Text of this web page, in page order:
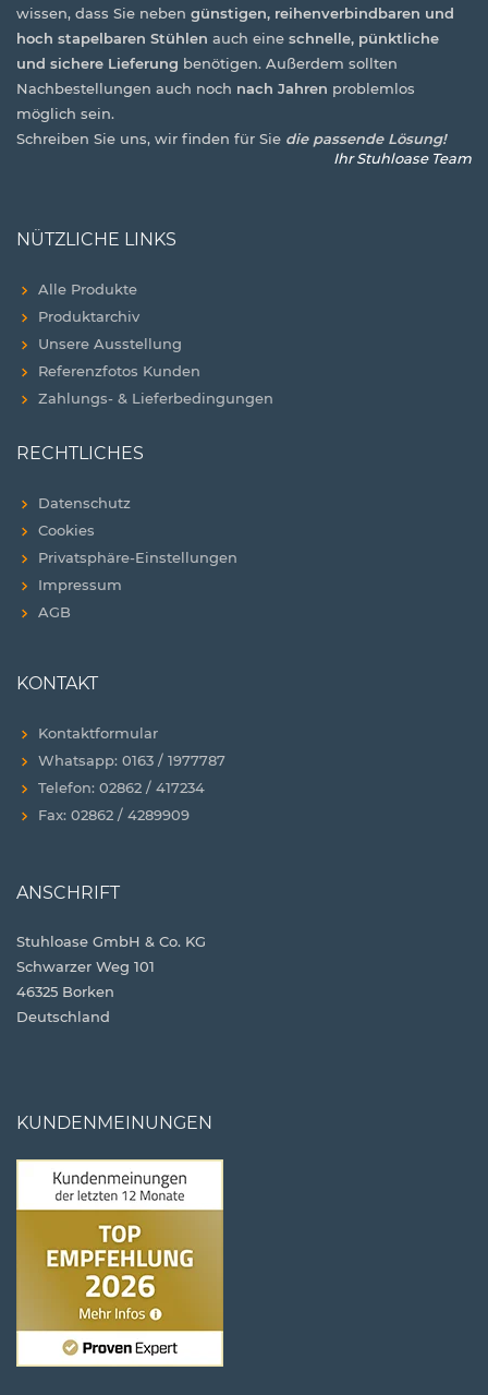
wissen, dass Sie neben günstigen, reihenverbindbaren und
hoch stapelbaren Stühlen auch eine schnelle, pünktliche
und sichere Lieferung benötigen. Außerdem sollten
Nachbestellungen auch noch nach Jahren problemlos
möglich sein.
Schreiben Sie uns, wir finden für Sie die passende Lösung!
Ihr Stuhloase Team
NÜTZLICHE LINKS
Alle Produkte
Produktarchiv
Unsere Ausstellung
Referenzfotos Kunden
Zahlungs- & Lieferbedingungen
RECHTLICHES
Datenschutz
Cookies
Privatsphäre-Einstellungen
Impressum
AGB
KONTAKT
Kontaktformular
Whatsapp: 0163 / 1977787
Telefon: 02862 / 417234
Fax: 02862 / 4289909
ANSCHRIFT
Stuhloase GmbH & Co. KG
Schwarzer Weg 101
46325 Borken
Deutschland
KUNDENMEINUNGEN